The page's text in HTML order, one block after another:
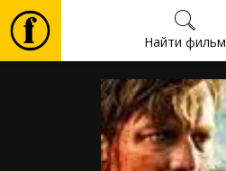
Найти фильм
Фильмы
Билеты